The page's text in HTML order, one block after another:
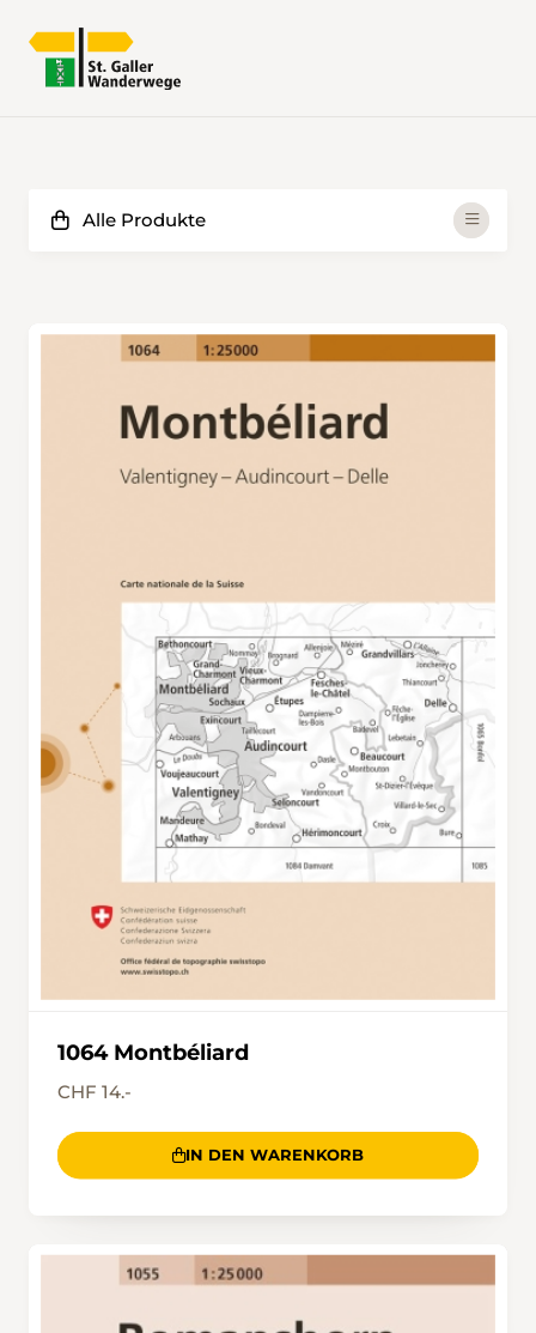
1064 Montbéliard
CHF 14.-
IN DEN WARENKORB